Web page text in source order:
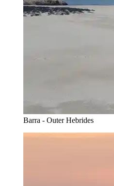
Barra - Outer Hebrides